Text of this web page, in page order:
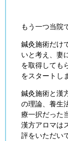
もう一つ当院
鍼灸施術だけ
いと考え、妻
を取得しても
をスタートし
鍼灸施術と漢
の理論、養生
療一択だった
漢方アロマは
評をいただい